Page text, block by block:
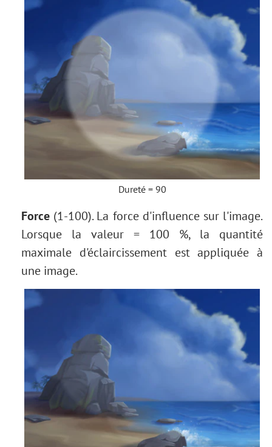
Dureté = 90
Force (1-100). La force d'influence sur l'image.
Lorsque la valeur = 100 %, la quantité
maximale d'éclaircissement est appliquée à
une image.